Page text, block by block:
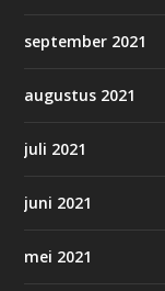
september 2021
augustus 2021
juli 2021
juni 2021
mei 2021